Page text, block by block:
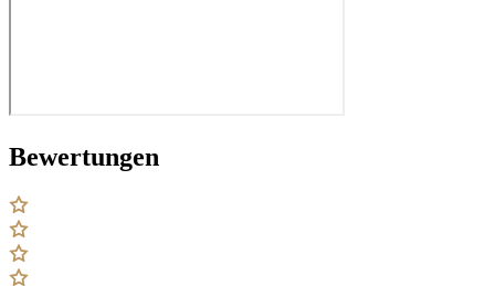
Bewertungen